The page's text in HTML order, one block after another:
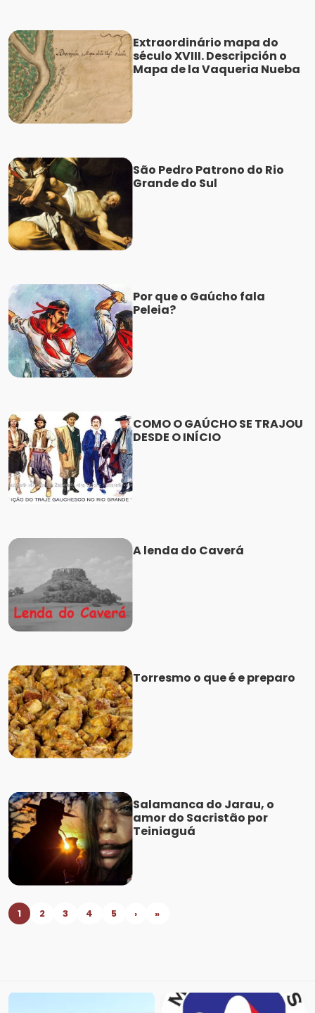
Extraordinário mapa do
século XVIII. Descripción o
Mapa de la Vaqueria Nueba
São Pedro Patrono do Rio
Grande do Sul
Por que o Gaúcho fala
Peleia?
COMO O GAÚCHO SE TRAJOU
DESDE O INÍCIO
A lenda do Caverá
Torresmo o que é e preparo
Salamanca do Jarau, o
amor do Sacristão por
Teiniaguá
1 2 3 4 5 › »